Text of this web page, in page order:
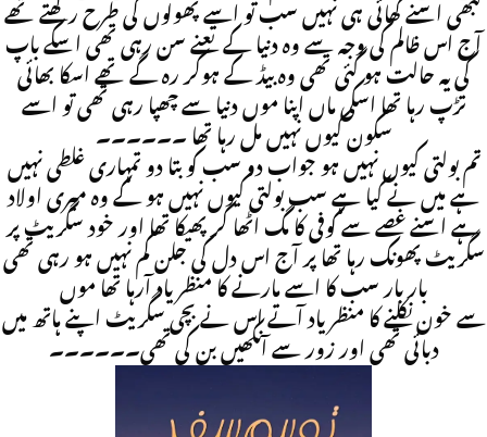
کبھی اسنے کھائی ہی نہیں سب تو اسے پھولوں کی طرح رکھتے تھے
آج اس ظالم کی وجہ سے وہ دنیا کے تعنے سن رہی تھی اسکے باپ
کی یہ حالت ہو گئی تھی وہ بیڈ کے ہوکر رہ گے تھے اسکا بھائی
تڑپ رہا تھا اسکی ماں اپنا موں دنیا سے چھپا رہی تھی تو اسے
سکون کیوں نہیں مل رہا تھا ۔۔۔۔۔۔
تم بولتی کیوں نہیں ہو جواب دو سب کو بتا دو تمہاری غلطی نہیں
ہے میں نے کیا ہے سب بولتی کیوں نہیں ہو کے وہ میری اولاد
ہے اسنے غصے سے کوفی کا مگ اٹھا کر پھیکا تھا اور خود سگریٹ پر
سگریٹ پھونک رہا تھا پر آج اس دل کی جلن کم نہیں ہو رہی تھی
بار بار سب کا اسے مارنے کا منظر یاد آرہا تھا موں
سے خون نکلنے کا منظر یاد آتے اس نے بچی سگریٹ اپنے ہاتھ میں
دبائی تھی اور زور سے آنکھیں بن کی تھی۔۔۔۔۔۔